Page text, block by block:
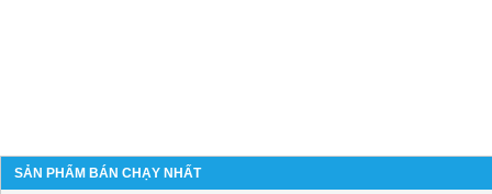
SẢN PHẨM BÁN CHẠY NHẤT